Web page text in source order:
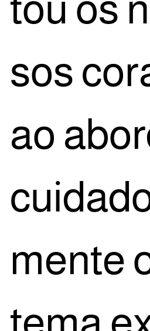
sos
ao
men­te